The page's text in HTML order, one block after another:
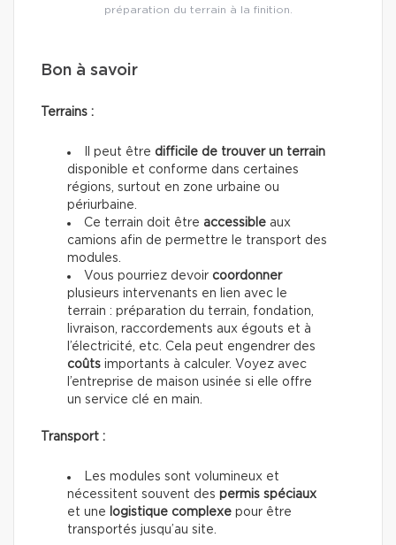
préparation du terrain à la finition.
Bon à savoir
Terrains :
Il peut être difficile de trouver un terrain
disponible et conforme dans certaines
régions, surtout en zone urbaine ou
périurbaine.
Ce terrain doit être accessible aux
camions afin de permettre le transport des
modules.
Vous pourriez devoir coordonner
plusieurs intervenants en lien avec le
terrain : préparation du terrain, fondation,
livraison, raccordements aux égouts et à
l’électricité, etc. Cela peut engendrer des
coûts importants à calculer. Voyez avec
l’entreprise de maison usinée si elle offre
un service clé en main.
Transport :
Les modules sont volumineux et
nécessitent souvent des permis spéciaux
et une logistique complexe pour être
transportés jusqu’au site.